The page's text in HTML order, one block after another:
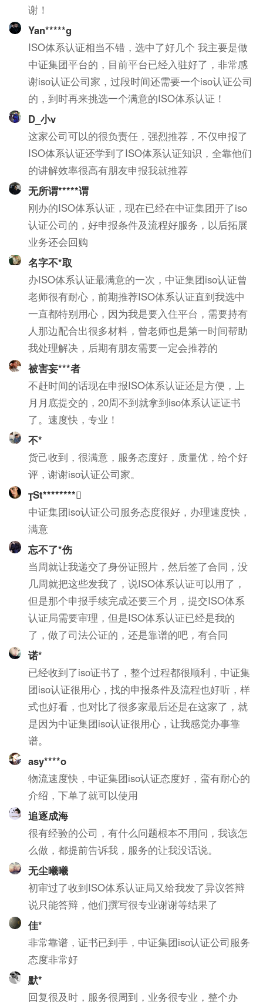
谢！
Yan*****g
ISO体系认证相当不错，选中了好几个 我主要是做
中证集团平台的，目前平台已经入驻好了，非常感
谢iso认证公司家，过段时间还需要一个iso认证公司
的，到时再来挑选一个满意的ISO体系认证！
D_小v
这家公司可以的很负责任，强烈推荐，不仅申报了
ISO体系认证还学到了ISO体系认证知识，全靠他们
的讲解效率很高有朋友申报我就推荐
无所谓*****谓
刚办的ISO体系认证，现在已经在中证集团开了iso
认证公司的，好申报条件及流程好服务，以后拓展
业务还会回购
名字不*取
办ISO体系认证最满意的一次，中证集团iso认证曾
老师很有耐心，前期推荐ISO体系认证直到我选中
一直都特别用心，因为我是要入住平台，需要持有
人那边配合出很多材料，曾老师也是第一时间帮助
我处理解决，后期有朋友需要一定会推荐的
被害妄***者
不赶时间的话现在申报ISO体系认证还是方便，上
月月底提交的，20周不到就拿到iso体系认证证书
了。速度快，专业！
不*
货己收到，很满意，服务态度好，质量优，给个好
评，谢谢iso认证公司家。
St********
中证集团iso认证公司服务态度很好，办理速度快，
满意
忘不了*伤
当周就让我递交了身份证照片，然后签了合同，没
几周就把这些发我了，说ISO体系认证可以用了，
但是那个申报手续完成还要三个月，提交ISO体系
认证局需要审理，但是ISO体系认证已经是我的
了，做了司法公证的，还是靠谱的吧，有合同
诺*
已经收到了iso证书了，整个过程都很顺利，中证集
团iso认证很用心，找的申报条件及流程也好听，样
式也好看，也对比了很多家最后还是在这家了，就
是因为中证集团iso认证很用心，让我感觉办事靠
谱。
asy****o
物流速度快，中证集团iso认证态度好，蛮有耐心的
介绍，下单了就可以使用
追逐成海
很有经验的公司，有什么问题根本不用问，我该怎
么做，都提前告诉我，服务的让我没话说。
无尘曦曦
初审过了收到ISO体系认证局又给我发了异议答辩
说只能答辩，他们撰写很专业谢谢等结果了
佳*
非常靠谱，证书已到手，中证集团iso认证公司服务
态度非常好
默*
回复很及时，服务很周到，业务很专业，整个办